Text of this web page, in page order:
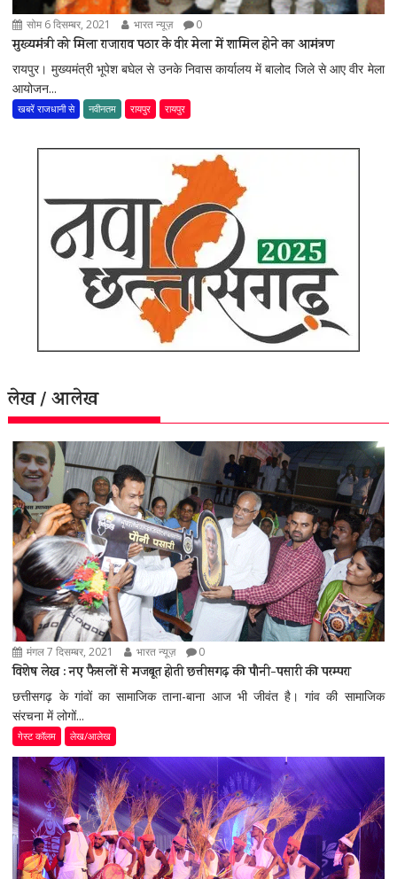
सोम 6 दिसम्बर, 2021 भारत न्यूज़ 0
मुख्यमंत्री को मिला राजाराव पठार के वीर मेला में शामिल होने का आमंत्रण
रायपुर। मुख्यमंत्री भूपेश बघेल से उनके निवास कार्यालय में बालोद जिले से आए वीर मेला
आयोजन...
खबरें राजधानी से नवीनतम रायपुर रायपुर
लेख / आलेख
मंगल 7 दिसम्बर, 2021 भारत न्यूज़ 0
विशेष लेख : नए फैसलों से मजबूत होती छत्तीसगढ़ की पौनी-पसारी की परम्परा
छत्तीसगढ़ के गांवों का सामाजिक ताना-बाना आज भी जीवंत है। गांव की सामाजिक
संरचना में लोगों...
गेस्ट कॉलम लेख/आलेख